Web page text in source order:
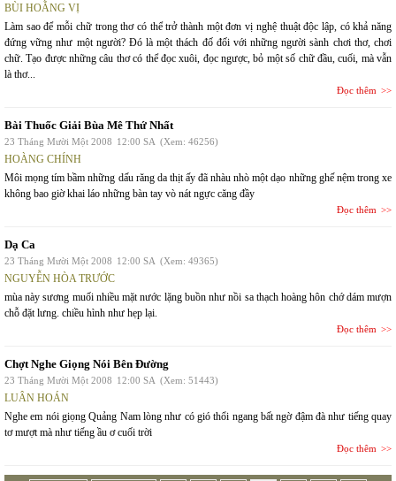
BÙI HOẰNG VỊ
Làm sao để mỗi chữ trong thơ có thể trở thành một đơn vị nghệ thuật độc lập, có khả năng
đứng vững như một người? Đó là một thách đố đối với những người sành chơi thơ, chơi
chữ. Tạo được những câu thơ có thể đọc xuôi, đọc ngược, bỏ một số chữ đầu, cuối, mà vẫn
là thơ...
Đọc thêm
Bài Thuốc Giải Bùa Mê Thứ Nhất
23 Tháng Mười Một 2008 12:00 SA (Xem: 46256)
HOÀNG CHÍNH
Môi mọng tím bầm những dấu răng da thịt ấy đã nhàu nhò một dạo những ghế nệm trong xe
không bao giờ khai láo những bàn tay vò nát ngực căng đầy
Đọc thêm
Dạ Ca
23 Tháng Mười Một 2008 12:00 SA (Xem: 49365)
NGUYỄN HÒA TRƯỚC
mùa này sương muối nhiều mặt nước lặng buồn như nồi sa thạch hoàng hôn chớ dám mượn
chỗ đặt lưng. chiều hình như hẹp lại.
Đọc thêm
Chợt Nghe Giọng Nói Bên Đường
23 Tháng Mười Một 2008 12:00 SA (Xem: 51443)
LUÂN HOÁN
Nghe em nói giọng Quảng Nam lòng như có gió thổi ngang bất ngờ đậm đà như tiếng quay
tơ mượt mà như tiếng ầu ơ cuối trời
Đọc thêm